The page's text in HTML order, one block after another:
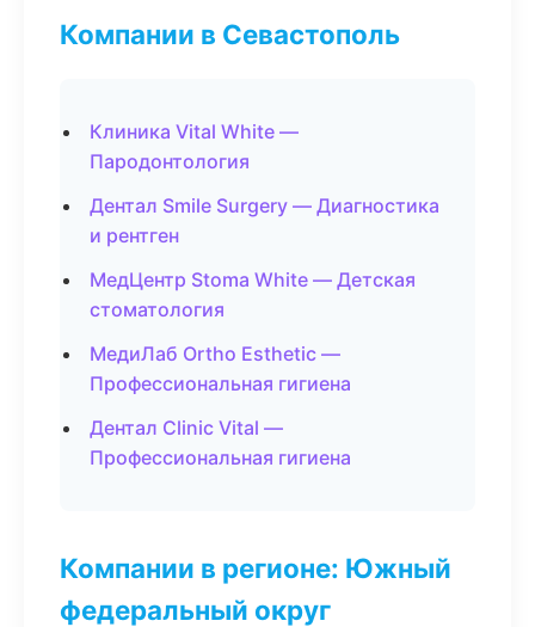
Компании в Севастополь
Клиника Vital White —
Пародонтология
Дентал Smile Surgery — Диагностика
и рентген
МедЦентр Stoma White — Детская
стоматология
МедиЛаб Ortho Esthetic —
Профессиональная гигиена
Дентал Clinic Vital —
Профессиональная гигиена
Компании в регионе: Южный
федеральный округ